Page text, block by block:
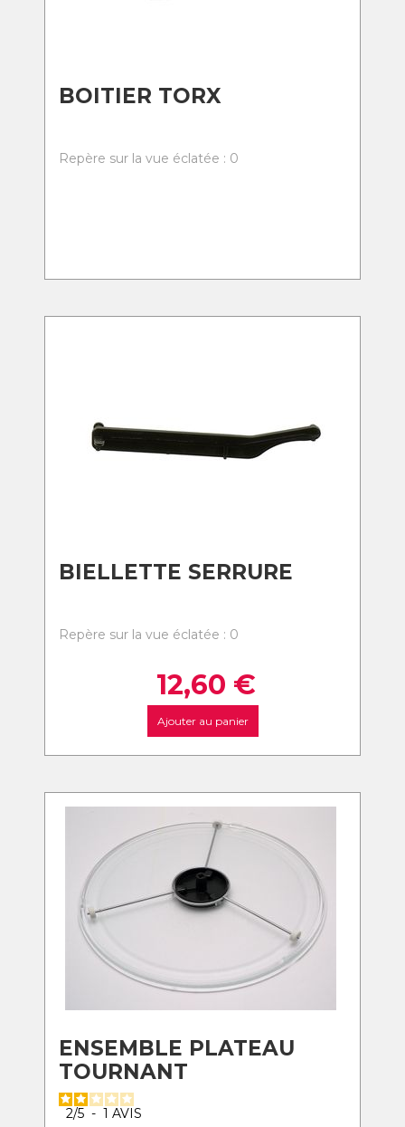
BOITIER TORX
Repère sur la vue éclatée : 0
BIELLETTE SERRURE
Repère sur la vue éclatée : 0
12,60 €
Ajouter au panier
ENSEMBLE PLATEAU
TOURNANT
2/5 - 1 AVIS